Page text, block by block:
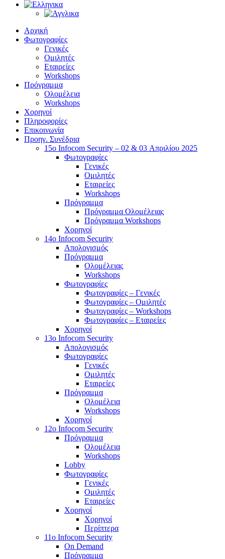
Αρχική
Φωτογραφίες
Γενικές
Ομιλητές
Εταιρείες
Workshops
Πρόγραμμα
Ολομέλεια
Workshops
Χορηγοί
Πληροφορίες
Επικοινωνία
Προηγ. Συνέδρια
15o Infocom Security – 02 & 03 Απριλίου 2025
Φωτογραφίες
Γενικές
Ομιλητές
Εταιρείες
Workshops
Πρόγραμμα
Πρόγραμμα Ολομέλειας
Πρόγραμμα Workshops
Χορηγοί
14o Infocom Security
Απολογισμός
Πρόγραμμα
Ολομέλειας
Workshops
Φωτογραφίες
Φωτογραφίες – Γενικές
Φωτογραφίες – Ομιλητές
Φωτογραφίες – Workshops
Φωτογραφίες – Εταιρείες
Χορηγοί
13o Infocom Security
Απολογισμός
Φωτογραφίες
Γενικές
Ομιλητές
Εταιρείες
Πρόγραμμα
Ολομέλεια
Workshops
Χορηγοί
12o Infocom Security
Πρόγραμμα
Ολομέλεια
Workshops
Lobby
Φωτογραφίες
Γενικές
Ομιλητές
Εταιρείες
Χορηγοί
Χορηγοί
Περίπτερα
11o Infocom Security
On Demand
Πρόγραμμα